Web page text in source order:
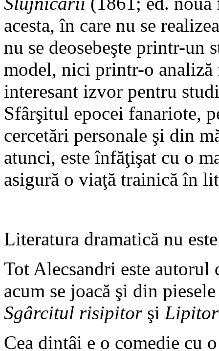
acesta, în care nu se
nu se deosebeşte printr-un
model, nici printr-o analiză
interesant izvor pentru
Sfârşitul epocei fanariote,
cercetări personale şi din
atunci, este înfăţişat cu o
asigură o viaţă trainică în
Literatura dramatică nu
Tot Alecsandri este autorul
acum se joacă şi din
Sgârcitul risipitorşi
Cea dintâi e o comedie cu